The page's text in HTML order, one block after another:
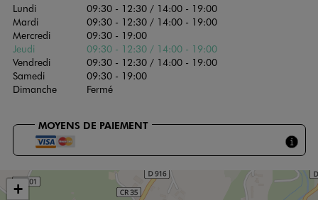
Lundi
09:30 - 12:30 / 14:00 - 19:00
Mardi
09:30 - 12:30 / 14:00 - 19:00
Mercredi
09:30 - 19:00
Jeudi
09:30 - 12:30 / 14:00 - 19:00
Vendredi
09:30 - 12:30 / 14:00 - 19:00
Samedi
09:30 - 19:00
Dimanche
Fermé
MOYENS DE PAIEMENT
+